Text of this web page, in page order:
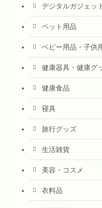
デジタルガジェッ
ペット用品
ベビー用品・子供
健康器具・健康グ
健康食品
寝具
旅行グッズ
生活雑貨
美容・コスメ
衣料品